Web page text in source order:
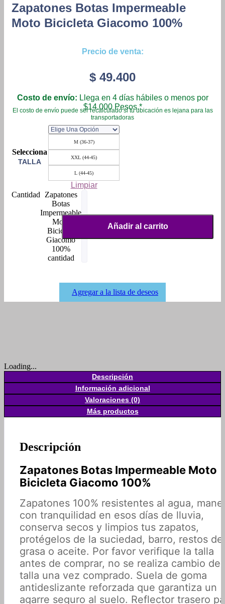
Zapatones Botas Impermeable
Moto Bicicleta Giacomo 100%
Precio de venta:
$ 49.400
Costo de envío: Llega en 4 días hábiles o menos por
$14.000 Pesos.*
El costo de envío puede ser recalculado si tu ubicación es lejana para las
transportadoras
TALLA
M (36-37)
XXL (44-45)
L (44-45)
Limpiar
Zapatones
Botas
Impermeable
Moto
Bicicleta
Giacomo
100%
cantidad
Añadir al carrito
Agregar a la lista de deseos
Loading...
Descripción
Información adicional
Valoraciones (0)
Más productos
Descripción
Zapatones Botas Impermeable Moto
Bicicleta Giacomo 100%
Zapatones 100% resistentes al agua,
con tranquilidad en esos días de lluvia,
conserva secos y limpios tus zapatos,
protégelos de la suciedad, barro, restos de
grasa o aceite. Por favor verifique la talla
antes de comprar, no se realiza cambio de
talla una vez comprado. Suela de goma
antideslizante reforzada que garantiza un
agarre seguro al suelo. Reflector trasero